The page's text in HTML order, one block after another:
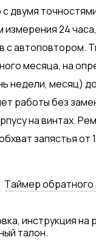
точностями
измерения 24
с автоповтором.
месяца, на
недели, месяц)
работы без
на винтах.
запястья от
Tаймер обратного
инструкция на
талон.